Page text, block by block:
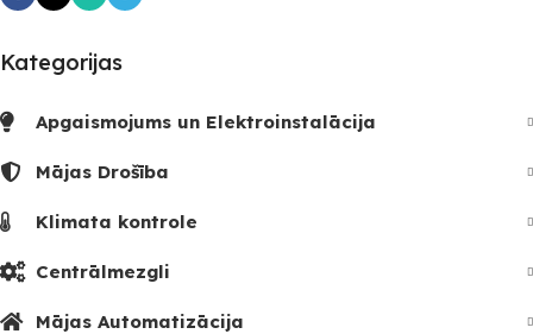
Kategorijas
Apgaismojums un Elektroinstalācija
Mājas Drošība
Klimata kontrole
Centrālmezgli
Mājas Automatizācija